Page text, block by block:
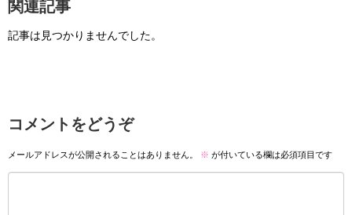
関連記事
記事は見つかりませんでした。
コメントをどうぞ
メールアドレスが公開されることはありません。 ※ が付いている欄は必須項目です